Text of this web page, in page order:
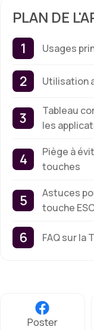
PLAN DE
Usages
Utilisation
Tableau
les
Piège à
touches
Astuces
touche
FAQ sur la
Poster